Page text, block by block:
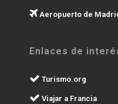
Aeropuerto de
Enlaces de
Turismo.org
Viajar a Francia